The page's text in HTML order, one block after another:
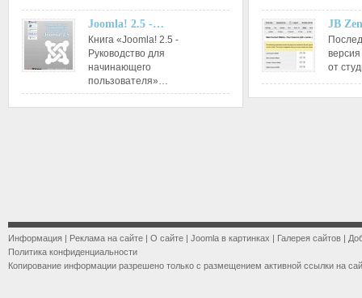
Joomla! 2.5 -…
Книга «Joomla! 2.5 -
Руководство для
начинающего
пользователя»…
JB
от
Информация | Реклама на сайте | О сайте | Joomla в картинках | Галерея сайтов |
Политика конфиденциальности
Копирование информации разрешено только с размещением активной ссылки на